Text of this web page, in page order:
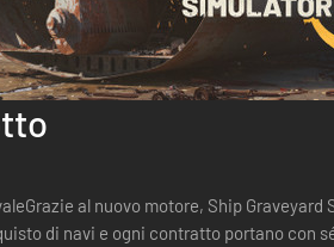
al nuovo motore, Ship Graveyard
di navi e ogni contratto portano con